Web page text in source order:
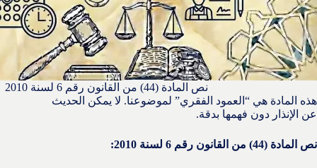
نص المادة (44) من القانون رقم 6 لسنة 2010
هذه المادة هي “العمود الفقري” لموضوعنا. لا يمكن الحديث
عن الإنذار دون فهمها بدقة.
نص المادة (44) من القانون رقم 6 لسنة 2010: